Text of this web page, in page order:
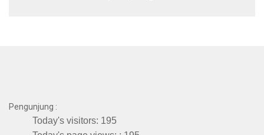
Pengunjung :
Today's visitors: 195